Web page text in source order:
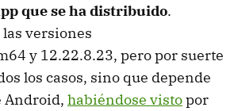
que se ha distribuido.
versiones
y 12.22.8.23, pero por suerte
los casos, sino que depende
Android, habiéndose vistopor